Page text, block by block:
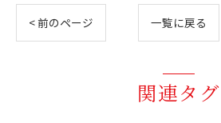
< 前のページ 一覧に戻る
関連タグ